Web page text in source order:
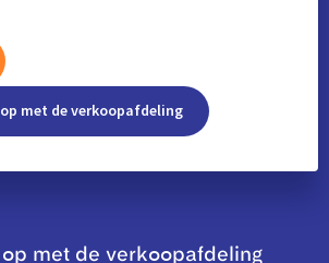
met de verkoopafdeling
met de verkoopafdeling